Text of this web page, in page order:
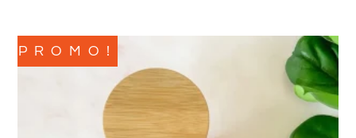
PROMO!